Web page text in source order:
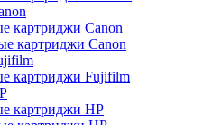
картриджи Canon
картриджи Canon
картриджи Fujifilm
картриджи HP